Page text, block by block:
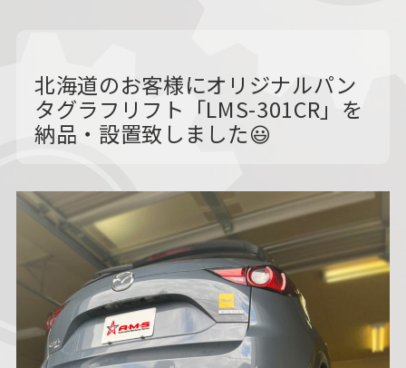
北海道のお客様にオリジナルパン
タグラフリフト「LMS-301CR」を
納品・設置致しました😃